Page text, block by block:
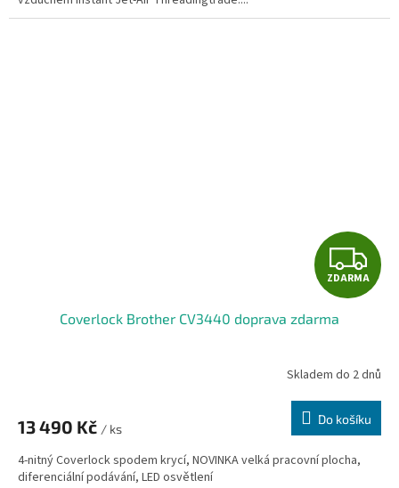
Z
D
R
M
A
ZDARMA
Coverlock Brother CV3440 doprava zdarma
Skladem do 2 dnů
13 490 Kč / ks
Do košíku
4-nitný Coverlock spodem krycí, NOVINKA velká pracovní plocha,
diferenciální podávání, LED osvětlení